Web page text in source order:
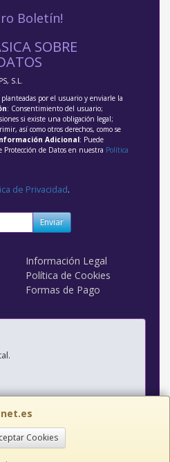
Cookies
Boletín!
SOBRE
S.L.
por el usuario y enviarle la
: Consentimiento del usuario;
si existe una obligación legal;
así como otros derechos, como se
Adicional: Puede
de Datos en nuestra Política
de Privacidad.
Enviar
Información Legal
Política de Cookies
Formas de Pago